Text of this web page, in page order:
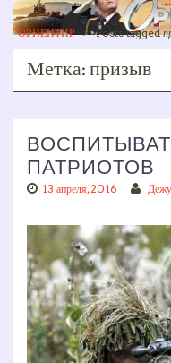
ОРИЕНТИР > Posts tagged
Метка: призыв
ПАТРИОТОВ
13 апреля, 2016